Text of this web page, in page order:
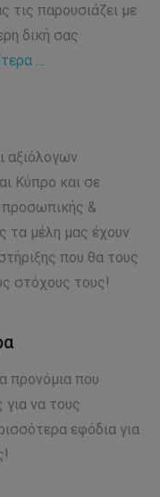
τις παρουσιάζει με
δική σας
…
αξιόλογων
Κύπρο και σε
προσωπικής &
τα μέλη μας έχουν
που θα τους
στόχους τους!
προνόμια που
να τους
εφόδια για